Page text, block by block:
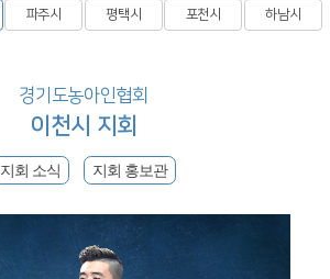
파주시 평택시 포천시 하남시
경기도농아인협회
이천시 지회
지회 소식 지회 홍보관